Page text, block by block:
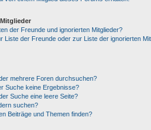
der Freunde und ignorierten Mitglieder?
Liste der Freunde oder zur Liste der ignorierten
mehrere Foren durchsuchen?
Suche keine Ergebnisse?
Suche eine leere Seite?
suchen?
Beiträge und Themen finden?